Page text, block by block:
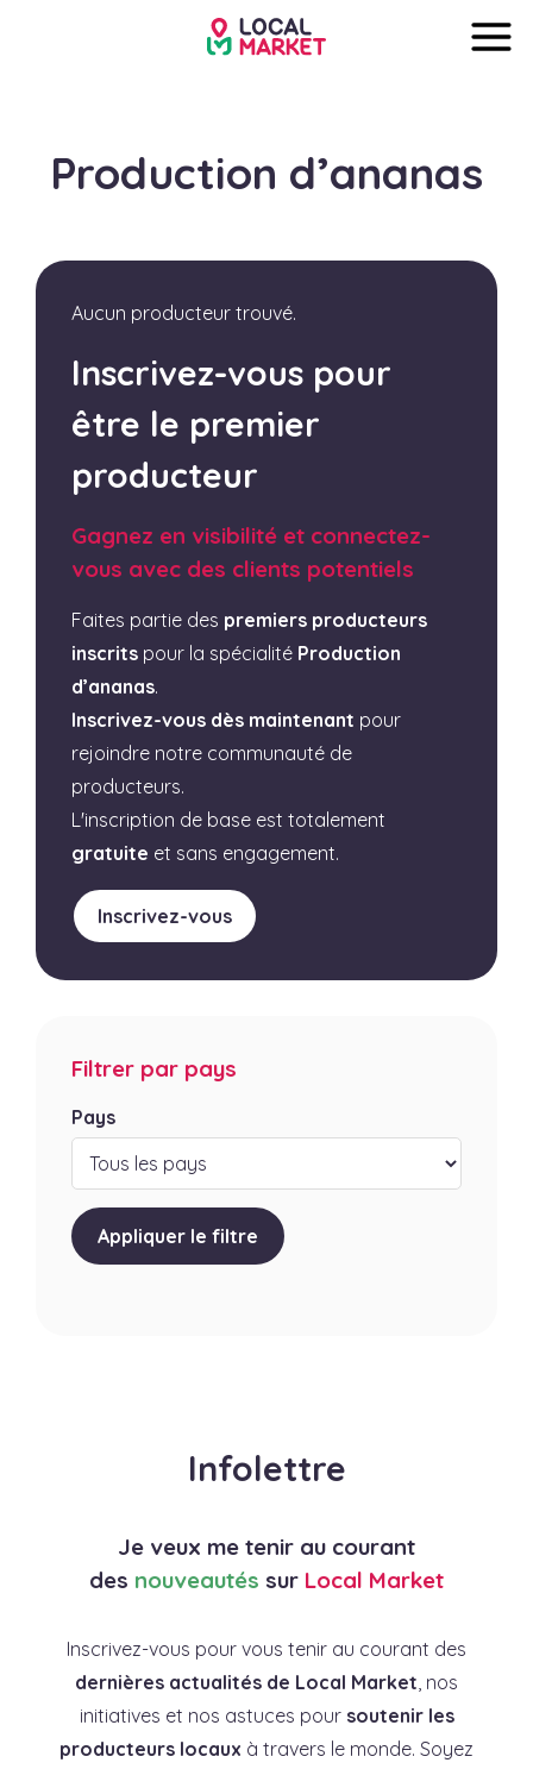
Production d’ananas
Aucun producteur trouvé.
Inscrivez-vous pour
être le premier
producteur
Gagnez en visibilité et connectez-
vous avec des clients potentiels
Faites partie des premiers producteurs
inscrits pour la spécialité Production
d’ananas.
Inscrivez-vous dès maintenant pour
rejoindre notre communauté de
producteurs.
L'inscription de base est totalement
gratuite et sans engagement.
Inscrivez-vous
Filtrer par pays
Pays
Appliquer le filtre
Infolettre
Je veux me tenir au courant
des nouveautés sur Local Market
Inscrivez-vous pour vous tenir au courant des
dernières actualités de Local Market, nos
initiatives et nos astuces pour soutenir les
producteurs locaux à travers le monde. Soyez